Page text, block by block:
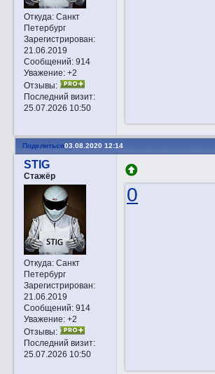
Откуда:Санкт
Петербург
Зарегистрирован:
21.06.2019
Сообщений:914
Уважение: +2
Отзывы:
Последний визит:
25.07.2026 10:50
Поделиться03.08.2020 12:14
STIG
Стажёр
Откуда:Санкт
Петербург
Зарегистрирован:
21.06.2019
Сообщений:914
Уважение: +2
Отзывы:
Последний визит:
25.07.2026 10:50
0